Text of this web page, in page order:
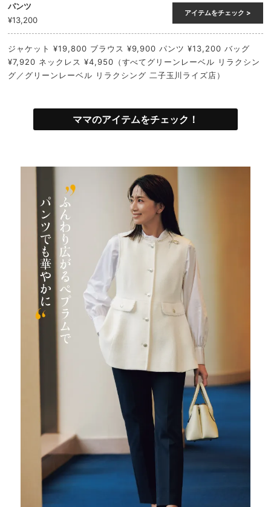
パンツ
¥13,200
アイテムをチェック >
ジャケット ¥19,800 ブラウス ¥9,900 パンツ ¥13,200 バッグ
¥7,920 ネックレス ¥4,950（すべてグリーンレーベル リラクシン
グ／グリーンレーベル リラクシング 二子玉川ライズ店）
ママのアイテムをチェック！